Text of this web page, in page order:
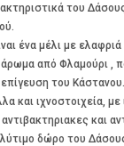
του
ένα μέλι με
άρωμα από Φλαμούρι ,
του Κάστανου.
και ιχνοστοιχεία, με
και
δώρο του